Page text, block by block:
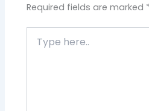
Required fields are marked *
here..